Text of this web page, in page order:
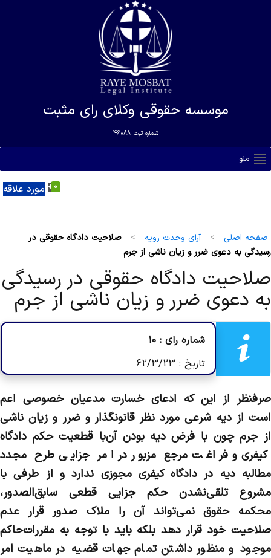
موسسه حقوقی وکلای رای مثبت
شماره ثبت 46088
منو
مورد علاقه 0
صفحه اصلی > آرای وحدت رویه >
صلاحیت دادگاه حقوقی در
رسیدگی به دعوی ضرر و زیان ناشی از جرم
صلاحیت دادگاه حقوقی در رسیدگی
به دعوی ضرر و زیان ناشی از جرم
شماره رای : 10
تاریخ : 62/3/23
‌صرفنظر از این که ادعای خسارت مدعیان خصوصی اعم
است از دیه شرعی مورد نظر قانونگذار و ضرر و زیان ناشی
از جرم چون با فرض دیه بودن آن‌با قطعیت حکم دادگاه
کیفری و فراغت مرجع مزبور در امر جزایی طرح مجدد
مطالبه دیه در دادگاه کیفری مجوزی ندارد و از طرفی با
مشروع تلقی‌نشدن حکم جزایی قطعی سابق‌الصدور،
محکمه حقوق نمی‌تواند آن را ملاک صدور قرار عدم
صلاحیت خود قرار دهد بلکه باید با توجه به مقررات‌حاکم
موجود و منظور داشتن تمام جهات قضیه در ماهیت امر